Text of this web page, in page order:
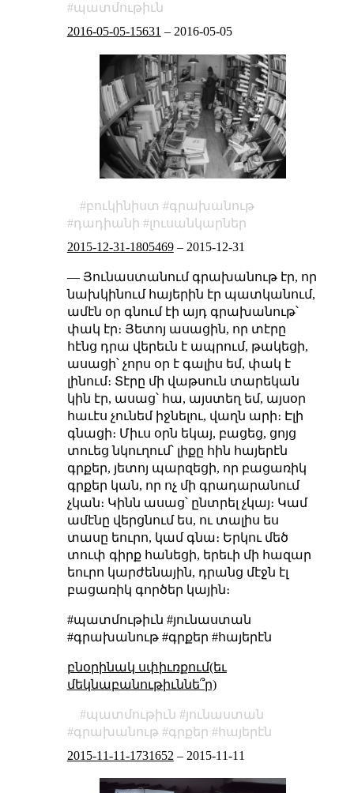
պատմութիւն
2016-05-05-15631 – 2016-05-05
բուկինիստ
գրախանութ
դադիանի
լուսանկարներ
2015-12-31-1805469– 2015-12-31
— Յունաստանում գրախանութ էր, որ
նախկինում հայերին էր պատկանում,
ամէն օր գնում էի այդ գրախանութ՝
փակ էր։ Յետոյ ասացին, որ տէրը
հէնց դրա վերեւն է ապրում, թակեցի,
ասացի՝ չորս օր է գալիս եմ, փակ է
լինում։ Տէրը մի վաթսուն տարեկան
կին էր, ասաց՝ հա, այստեղ եմ, այսօր
հաւէս չունեմ իջնելու, վաղն արի։ Էլի
գնացի։ Միւս օրն եկայ, բացեց, ցոյց
տուեց նկուղում՝ լիքը հին հայերէն
գրքեր, յետոյ պարզեցի, որ բացառիկ
գրքեր կան, որ ոչ մի գրադարանում
չկան։ Կինն ասաց՝ ընտրել չկայ։ Կամ
ամէնը վերցնում ես, ու տալիս ես
տասը եուրո, կամ գնա։ Երկու մեծ
տուփ գիրք հանեցի, երեւի մի հազար
եուրո կարժենային, դրանց մէջն էլ
բացառիկ գործեր կային։
#պատմութիւն #յունաստան
#գրախանութ #գրքեր #հայերէն
բնօրինակ սփիւռքում(եւ
մեկնաբանութիւննե՞ր)
պատմութիւն
յունաստան
գրախանութ
գրքեր
հայերէն
2015-11-11-1731652 – 2015-11-11